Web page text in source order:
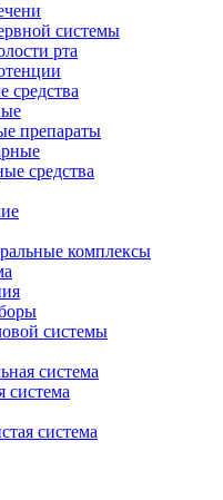
системы
рта
средства
препараты
средства
комплексы
системы
система
система
система